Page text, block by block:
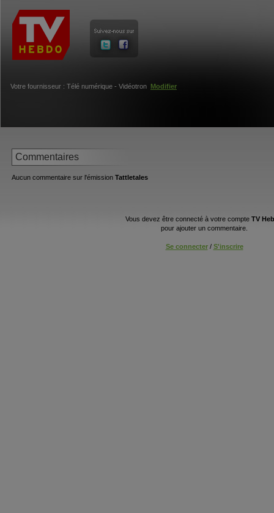
Votre fournisseur : Télé numérique - Vidéotron Modifier
Commentaires
Aucun commentaire sur l'émission Tattletales
Vous devez être connecté à votre compte TV
pour ajouter un commentaire.
Se connecter/ S'inscrire